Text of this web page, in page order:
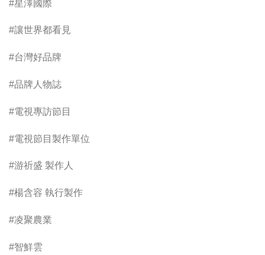
#星澤國際
#讓世界都看見
#台灣好品牌
#品牌人物誌
#電視專訪節目
#電視節目製作單位
#游祈盛 製作人
#楊含容 執行製作
#凌聚農業
#智鮮雲